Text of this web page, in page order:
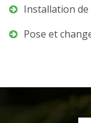
Installation
Pose et